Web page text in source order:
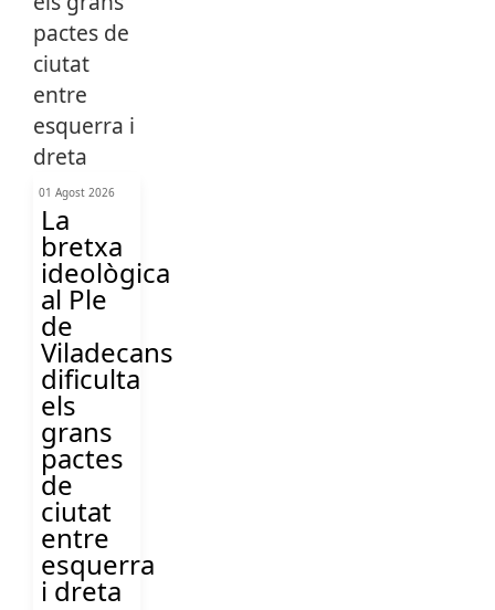
01 Agost 2026
La
bretxa
ideològica
al Ple
de
Viladecans
dificulta
els
grans
pactes
de
ciutat
entre
esquerra
i dreta